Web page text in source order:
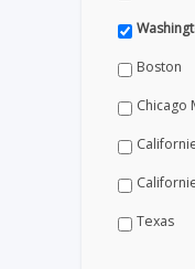
Boston
Chicago
Texas